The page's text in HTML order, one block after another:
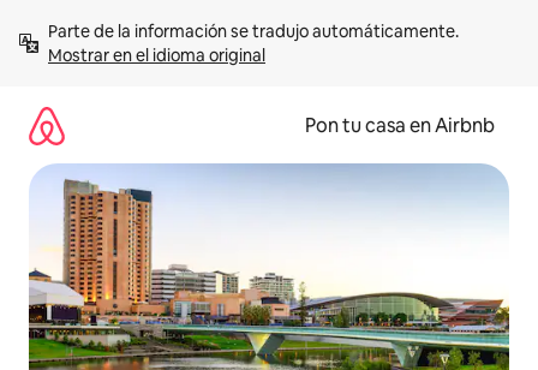
contenidoMostrar en el idioma original
Pon tu casa en Airbnb